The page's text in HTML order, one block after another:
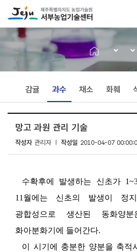
감귤 과수 채소 화훼
망고 과원 관리 기술
작성자 관리자 작성일 2010-04-07
수확후에 발생하는 신초가
11월에는 신초의 발생이 정
광합성으로 생산된 동화양
화아분화기에 들어간다.
이 시기에 충분한 양분을 축적